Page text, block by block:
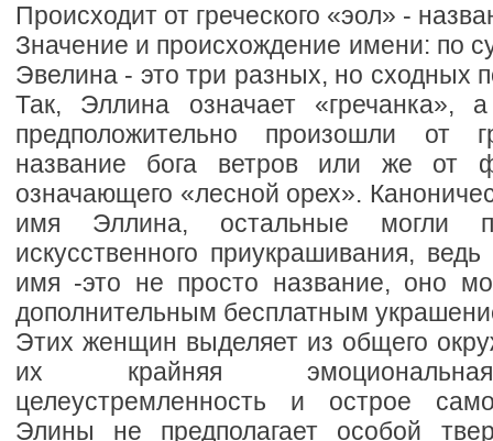
Происходит от греческого «эол» -
Значение и происхождение имени: по
Эвелина - это три разных, но сходных
Так, Эллина означает
предположительно произошли от
название бога ветров или же от
означающего «лесной орех».
имя Эллина, остальные могли
искусственного приукрашивания,
имя -это не просто название, оно
дополнительным бесплатным
Этих женщин выделяет из общего
их крайняя
целеустремленность и острое
Элины не предполагает особой